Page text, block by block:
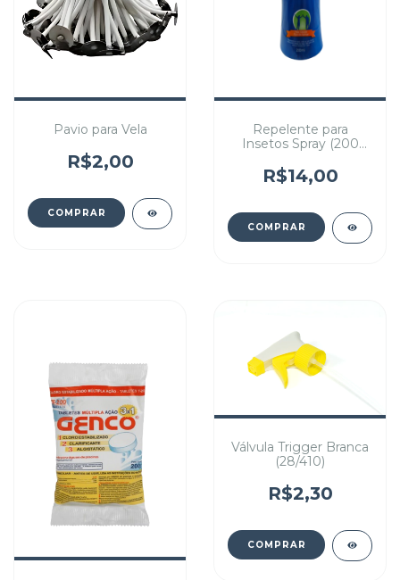
Pavio para Vela
R$2,00
Repelente para
Insetos Spray (200
R$14,00
Válvula Trigger Branca
(28/410)
R$2,30